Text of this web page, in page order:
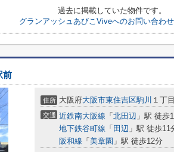
過去に掲載していた物件です。
グランアッシュあびこViveへのお問い合わ
前
住所 大阪府大阪市東住吉区駒川 １丁
交通 近鉄南大阪線 「 北田辺 」駅 徒歩
地下鉄谷町線 「 田辺 」駅 徒歩11
阪和線 「 美章園 」駅 徒歩12分